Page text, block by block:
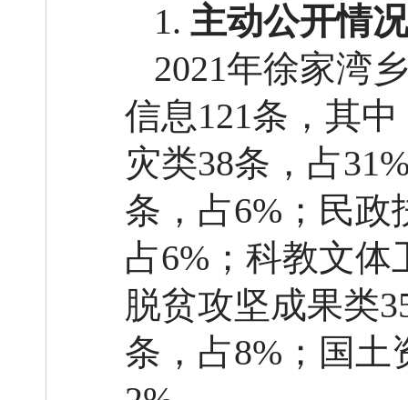
1. 主动公开情况
2021年徐家湾
信息121条，其
灾类38条，占
条，占6%；民
占6%；科教文体
脱贫攻坚成果类
条，占8%；国